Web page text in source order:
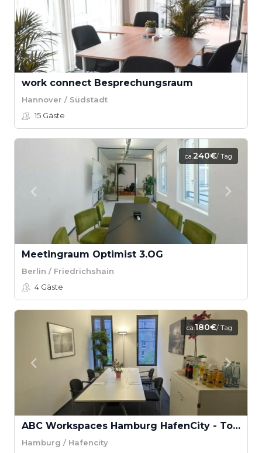
work connect Besprechungsraum
Hannover / Südstadt
15 Gäste
ca.240€/ Tag
Meetingraum Optimist 3.OG
Berlin / Friedrichshain
4 Gäste
ca.180€/ Tag
ABC Workspaces Hamburg HafenCity - Tokio
Hamburg / Hafencity